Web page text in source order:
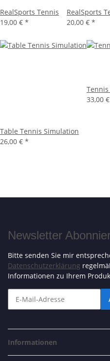
RealSports Tennis
19,00 € *
RealSports
20,00 € *
Table Tennis Simulation
26,00 € *
Tennis
33,00 €
Newsletter
Bitte senden Sie mir
Datenschutzerklärung
Informationen zu Ihrem
Informationen